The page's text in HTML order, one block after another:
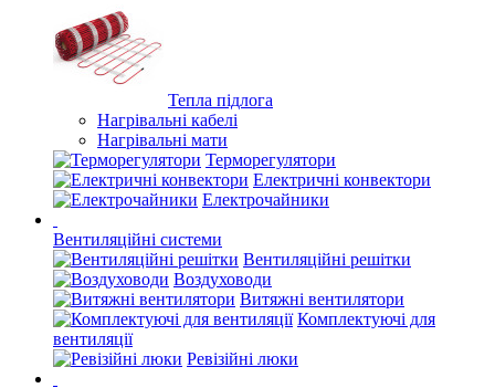
Тепла підлога
Нагрівальні кабелі
Нагрівальні мати
Терморегулятори
Електричні конвектори
Електрочайники
Вентиляційні системи
Вентиляційні решітки
Воздуховоди
Витяжні вентилятори
Комплектуючі для
вентиляції
Ревізійні люки